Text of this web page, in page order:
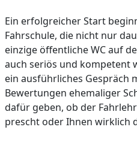
Ein erfolgreicher Start
Fahrschule, die nicht nur
einzige öffentliche WC auf
auch seriös und kompetent
ein ausführliches Gespräch
Bewertungen ehemaliger
dafür geben, ob der
prescht oder Ihnen wirklich